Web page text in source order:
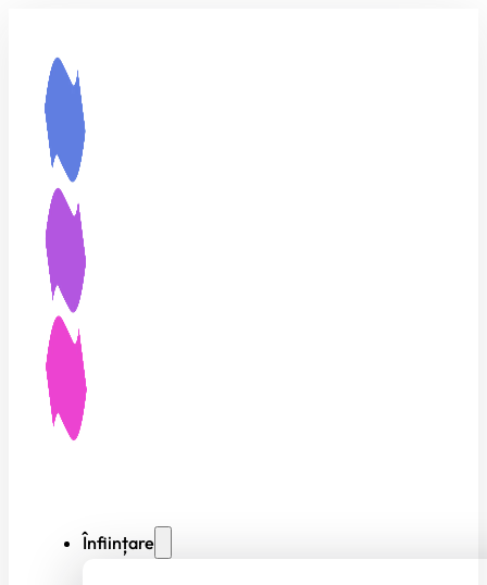
Înființare